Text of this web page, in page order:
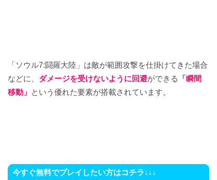
「ソウル7:闘羅大陸」は敵が範囲攻撃を仕掛けてきた場合
などに、 ダメージを受けないように回避ができる
「瞬間
移動」 という優れた要素が搭載されています。
今すぐ無料でプレイしたい方はコチラ↓↓↓